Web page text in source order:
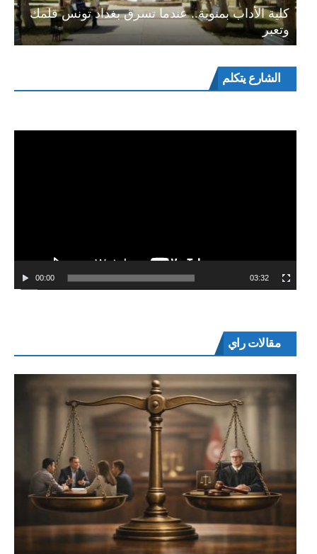
كلية الأداب بمنوبة.. عندما تسرق بغداد تونس قلمك
وتعبر
الشارع يتكلممشغل
00:00 03:32
مقالات راي